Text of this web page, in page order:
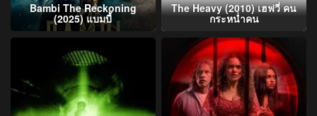
Bambi The Reckoning
(2025) แบมบี้
The Heavy (2010) เฮฟวี่ คน
กระหน่ำคน